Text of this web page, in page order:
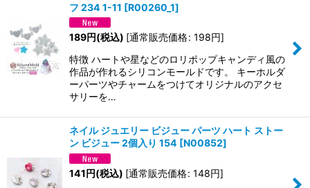
フ 234 1-11 [R00260_1]
189円(税込) [通常販売価格: 198円]
特徴 ハートや星などのロリポップキャンディ風の
作品が作れるシリコンモールドです。 キーホルダ
ーパーツやチャームをつけてオリジナルのアクセ
サリーを…
ネイル ジュエリー ビジュー パーツ ハート ストー
ン ビジュー 2個入り 154 [N00852]
141円(税込) [通常販売価格: 148円]